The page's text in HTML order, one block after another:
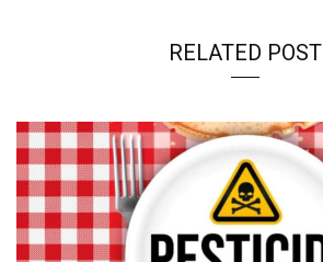
RELATED POST